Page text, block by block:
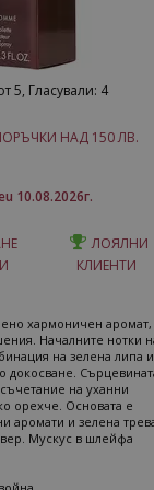
5, Гласували: 4
НАД 150 ЛВ.
10.08.2026г.
ЛОЯЛНИ
КЛИЕНТИ
хармоничен аромат,
Началните нотки
на зелена липа и
докосване.
на уханни
орехче. Основата е
аромати и зелена
Мускус в шлейфа